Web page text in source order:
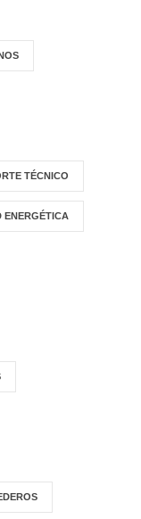
TÉCNICO
ENERGÉTICA